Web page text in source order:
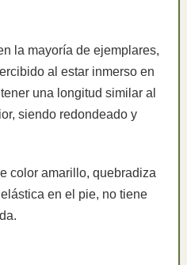
la mayoría de ejemplares,
al estar inmerso en
una longitud similar al
siendo redondeado y
color amarillo, quebradiza
en el pie, no tiene